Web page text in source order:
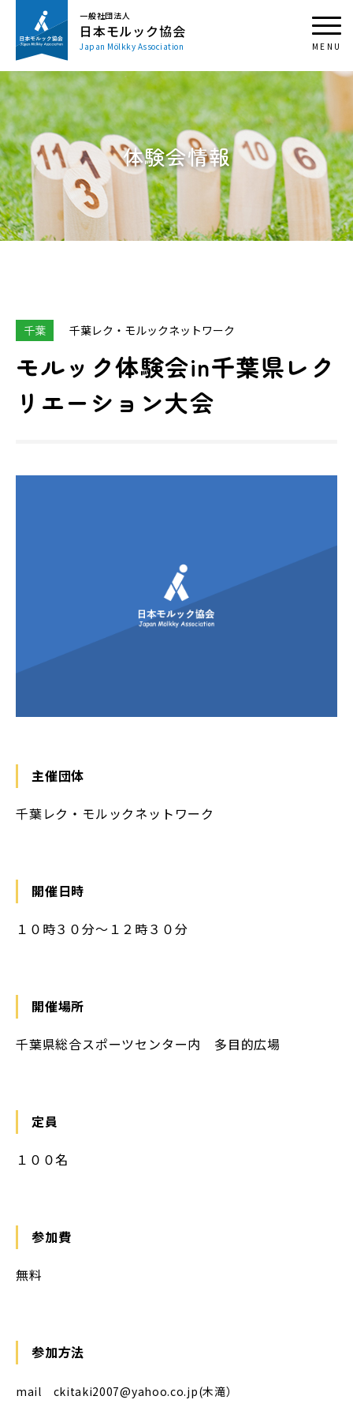
一般社団法人
日本モルック協会
Japan Mölkky Association
体験会情報
千葉 千葉レク・モルックネットワーク
モルック体験会in千葉県レク
リエーション大会
主催団体
千葉レク・モルックネットワーク
開催日時
１０時３０分～１２時３０分
開催場所
千葉県総合スポーツセンター内 多目的広場
定員
１００名
参加費
無料
参加方法
mail ckitaki2007@yahoo.co.jp(木滝）